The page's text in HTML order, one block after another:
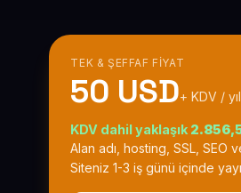
TEK & ŞEFFAF FIYAT
50 USD+ KDV / yıl
KDV dahil yaklaşık
Alan adı, hosting, SSL, SEO
Siteniz 1-3 iş günü içinde